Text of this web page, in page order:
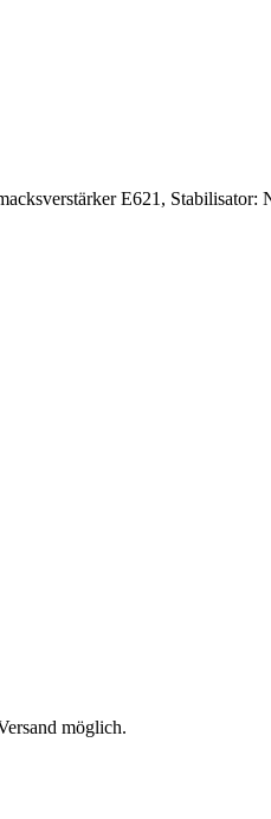
E621, Stabilisator:
möglich.